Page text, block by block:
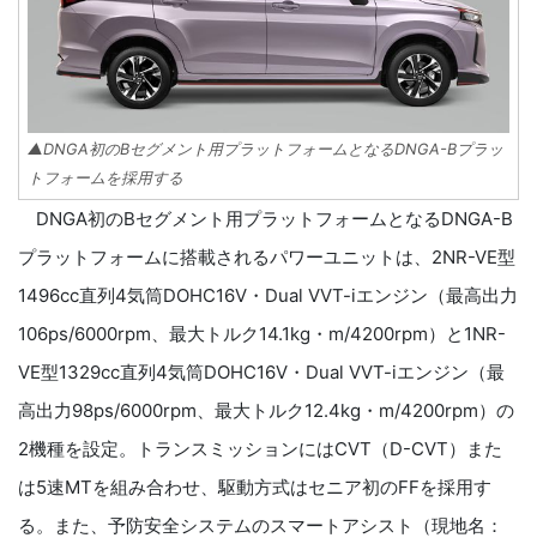
▲DNGA初のBセグメント用プラットフォームとなるDNGA-Bプラッ
トフォームを採用する
DNGA初のBセグメント用プラットフォームとなるDNGA-B
プラットフォームに搭載されるパワーユニットは、2NR-VE型
1496cc直列4気筒DOHC16V・Dual VVT-iエンジン（最高出力
106ps/6000rpm、最大トルク14.1kg・m/4200rpm）と1NR-
VE型1329cc直列4気筒DOHC16V・Dual VVT-iエンジン（最
高出力98ps/6000rpm、最大トルク12.4kg・m/4200rpm）の
2機種を設定。トランスミッションにはCVT（D-CVT）また
は5速MTを組み合わせ、駆動方式はセニア初のFFを採用す
る。また、予防安全システムのスマートアシスト（現地名：